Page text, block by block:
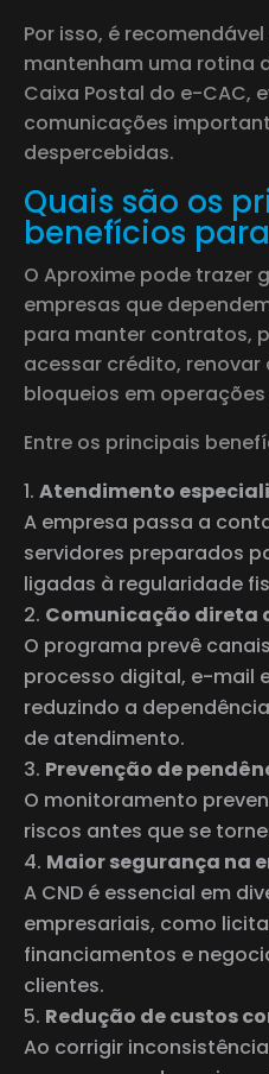
Por isso, é
mantenham uma rotina
Caixa Postal do e-CAC,
comunicações
despercebidas.
Quais são os
benefícios
O Aproxime pode trazer
empresas que
para manter contratos,
acessar crédito,
bloqueios em
Entre os principais
Atendimento
A empresa passa a
servidores preparados
ligadas à regularidade
Comunicação direta
O programa prevê
processo digital, e-mail
reduzindo a
de atendimento.
Prevenção de
O monitoramento
riscos antes que se
Maior segurança na
A CND é essencial em
empresariais, como
financiamentos e
clientes.
Redução de custos
Ao corrigir